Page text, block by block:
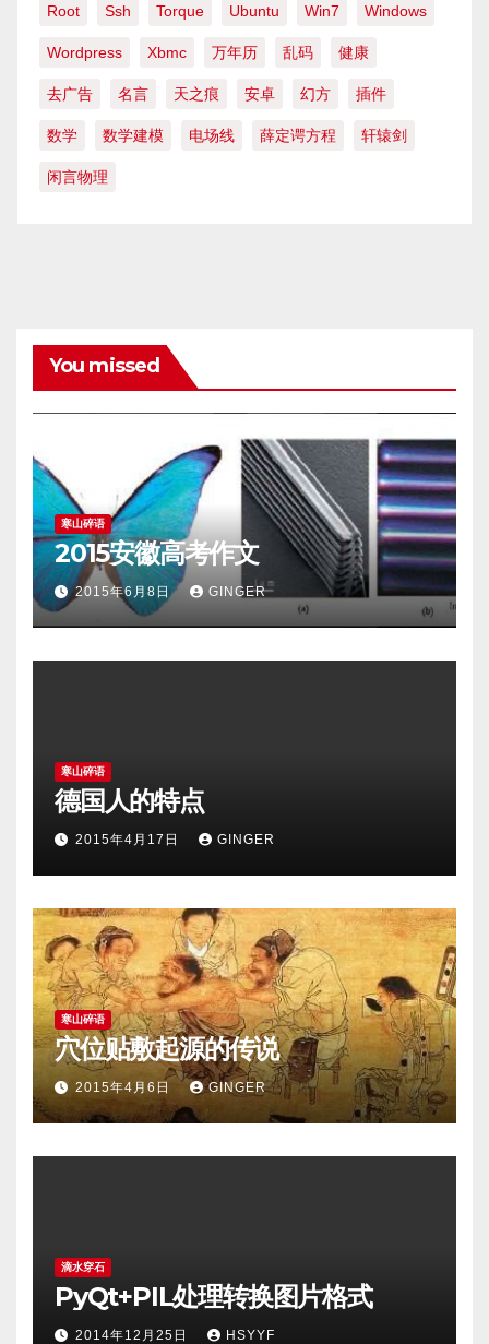
Root Ssh Torque Ubuntu Win7 Windows
Wordpress Xbmc 万年历 乱码 健康
去广告 名言 天之痕 安卓 幻方 插件
数学 数学建模 电场线 薛定谔方程 轩辕剑
闲言物理
You missed
寒山碎语
2015安徽高考作文
2015年6月8日 GINGER
寒山碎语
德国人的特点
2015年4月17日 GINGER
寒山碎语
穴位贴敷起源的传说
2015年4月6日 GINGER
滴水穿石
PyQt+PIL处理转换图片格式
2014年12月25日 HSYYF